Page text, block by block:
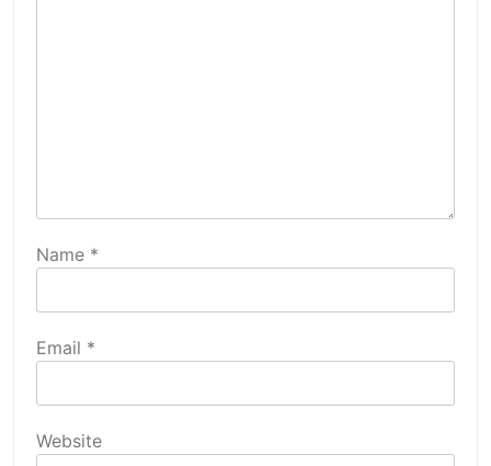
Name *
Email *
Website